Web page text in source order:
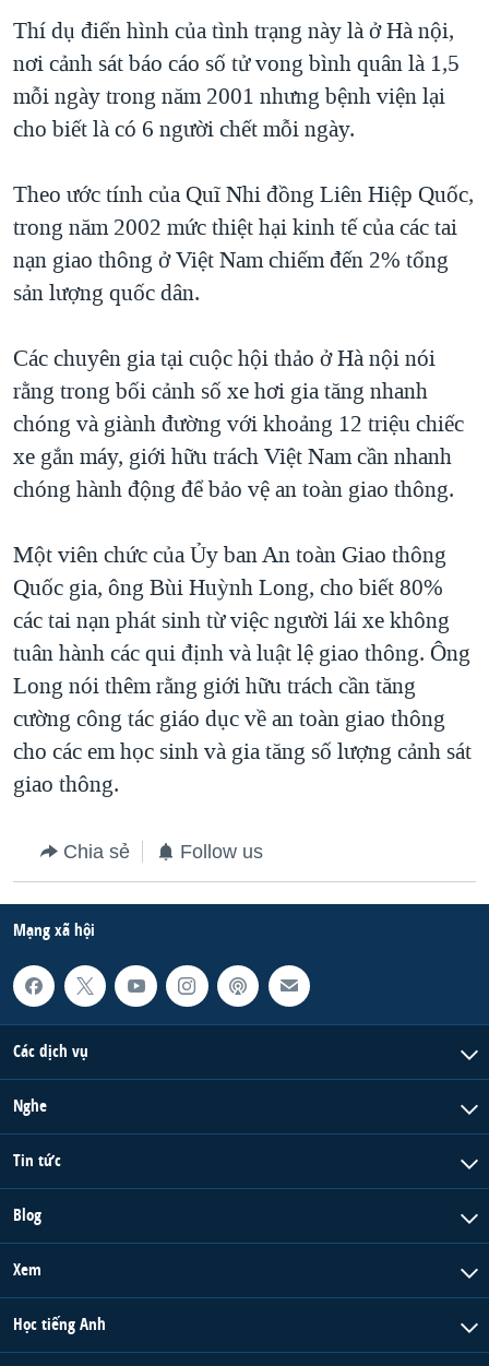
Thí dụ điển hình của tình trạng này là ở Hà nội,
nơi cảnh sát báo cáo số tử vong bình quân là 1,5
mỗi ngày trong năm 2001 nhưng bệnh viện lại
cho biết là có 6 người chết mỗi ngày.
Theo ước tính của Quĩ Nhi đồng Liên Hiệp Quốc,
trong năm 2002 mức thiệt hại kinh tế của các tai
nạn giao thông ở Việt Nam chiếm đến 2% tổng
sản lượng quốc dân.
Các chuyên gia tại cuộc hội thảo ở Hà nội nói
rằng trong bối cảnh số xe hơi gia tăng nhanh
chóng và giành đường với khoảng 12 triệu chiếc
xe gắn máy, giới hữu trách Việt Nam cần nhanh
chóng hành động để bảo vệ an toàn giao thông.
Một viên chức của Ủy ban An toàn Giao thông
Quốc gia, ông Bùi Huỳnh Long, cho biết 80%
các tai nạn phát sinh từ việc người lái xe không
tuân hành các qui định và luật lệ giao thông. Ông
Long nói thêm rằng giới hữu trách cần tăng
cường công tác giáo dục về an toàn giao thông
cho các em học sinh và gia tăng số lượng cảnh sát
giao thông.
Chia sẻ Follow us
Mạng xã hội
Các dịch vụ
Nghe
Tin tức
Blog
Xem
Học tiếng Anh